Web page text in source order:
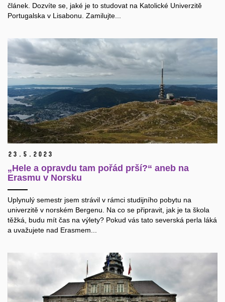
článek. Dozvíte se, jaké je to studovat na Katolické Univerzitě
Portugalska v Lisabonu. Zamilujte...
23. 5. 2023
„Hele a opravdu tam pořád prší?“ aneb na
Erasmu v Norsku
Uplynulý semestr jsem strávil v rámci studijního pobytu na
univerzitě v norském Bergenu. Na co se připravit, jak je ta škola
těžká, budu mít čas na výlety? Pokud vás tato severská perla láká
a uvažujete nad Erasmem...